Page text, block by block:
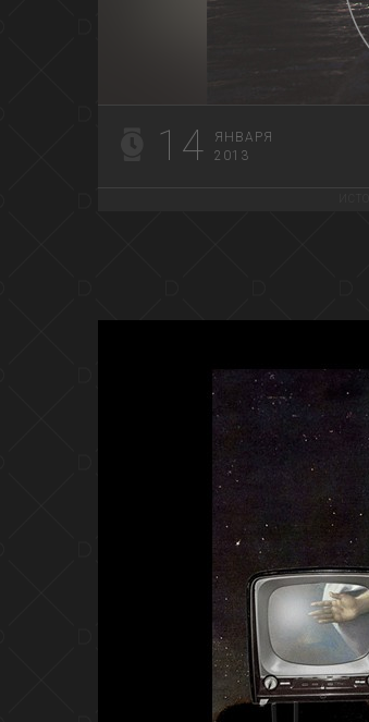
14
ЯНВАРЯ
2013